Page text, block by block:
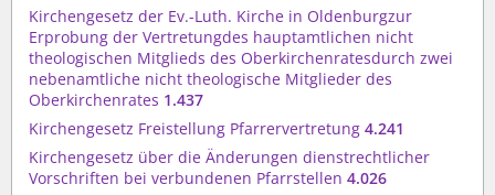
Kirchengesetz der Ev.-Luth. Kirche in Oldenburgzur
Erprobung der Vertretungdes hauptamtlichen nicht
theologischen Mitglieds des Oberkirchenratesdurch zwei
nebenamtliche nicht theologische Mitglieder des
Oberkirchenrates 1.437
Kirchengesetz Freistellung Pfarrervertretung 4.241
Kirchengesetz über die Änderungen dienstrechtlicher
Vorschriften bei verbundenen Pfarrstellen 4.026